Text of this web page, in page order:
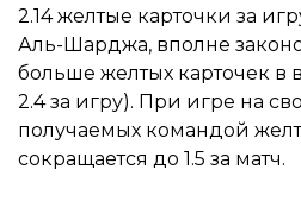
2.14 желтые карточки за
Аль-Шарджа, вполне
больше желтых карточек в
2.4 за игру). При игре на
получаемых командой
сокращается до 1.5 за матч.